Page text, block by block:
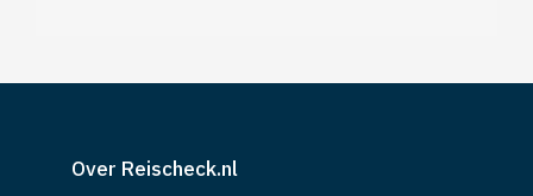
Over Reischeck.nl